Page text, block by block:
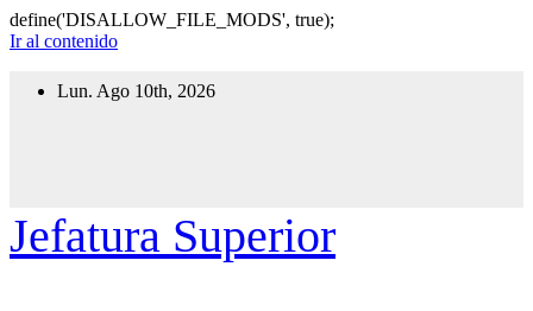
define('DISALLOW_FILE_MODS', true);
Ir al contenido
Lun. Ago 10th, 2026
Jefatura Superior